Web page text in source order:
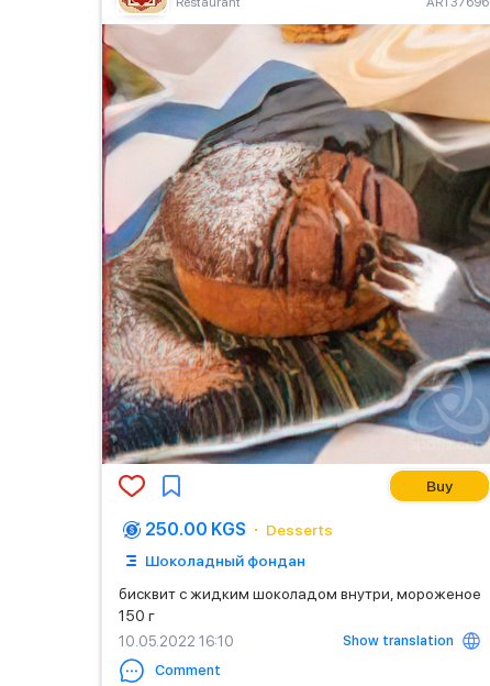
Buy
250.00 KGS
Desserts
Шоколадный фондан
бисквит с жидким шоколадом внутри, мороженое
150 г
10.05.2022 16:10
Show translation
Comment